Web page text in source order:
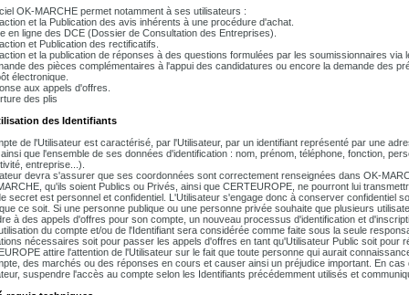
OK-MARCHE permet notamment à ses utilisateurs :
et la Publication des avis inhérents à une procédure d'achat.
en ligne des DCE (Dossier de Consultation des Entreprises).
et Publication des rectificatifs.
et la publication de réponses à des questions formulées par les soumissionnaires via
des pièces complémentaires à l'appui des candidatures ou encore la demande des
électronique.
aux appels d'offres.
des plis
des Identifiants
de l'Utilisateur est caractérisé, par l'Utilisateur, par un identifiant représenté par une
que l'ensemble de ses données d'identification : nom, prénom, téléphone, fonction,
entreprise...).
devra s'assurer que ses coordonnées sont correctement renseignées dans OK-
qu'ils soient Publics ou Privés, ainsi que CERTEUROPE, ne pourront lui
secret est personnel et confidentiel. L'Utilisateur s'engage donc à conserver confidentiel
ce soit. Si une personne publique ou une personne privée souhaite que plusieurs
à des appels d'offres pour son compte, un nouveau processus d'identification et
du compte et/ou de l'Identifiant sera considérée comme faite sous la seule
nécessaires soit pour passer les appels d'offres en tant qu'Utilisateur Public soit pour
attire l'attention de l'Utilisateur sur le fait que toute personne qui aurait
des marchés ou des réponses en cours et causer ainsi un préjudice important. En
suspendre l'accès au compte selon les Identifiants précédemment utilisés et